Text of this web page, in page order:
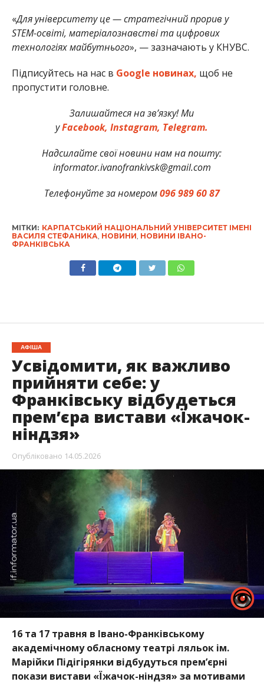
«Для університету це — стратегічний прорив у
STEM-освіті, матеріалознавстві та цифрових
технологіях майбутнього», — зазначають у КНУВС.
Підписуйтесь на нас в Google новинах, щоб не
пропустити головне.
Залишайтеся на зв’язку! Ми
уFacebook, Instagram, Telegram.
Надсилайте свої новини нам на пошту:
informator.ivanofrankivsk@gmail.com
Телефонуйте за номером096 989 60 87
МІТКИ: КАРПАТСЬКИЙ НАЦІОНАЛЬНИЙ УНІВЕРСИТЕТ ІМЕНІ
ВАСИЛЯ СТЕФАНИКА НОВИНИ НОВИНИ ІВАНО-
ФРАНКІВСЬКА
АФІША
Усвідомити, як важливо
прийняти себе: у
Франківську відбудеться
премʼєра вистави «Їжачок-
ніндзя»
Опубліковано 14.05.2026
16 та 17 травня в Івано-Франківському
академічному обласному театрі ляльок ім.
Марійки Підігірянки відбудуться прем’єрні
покази вистави «Їжачок-ніндзя» за мотивами